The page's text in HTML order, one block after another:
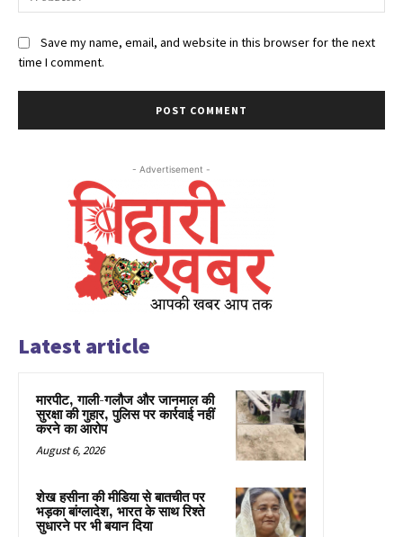
Save my name, email, and website in this browser for the next
time I comment.
- Advertisement -
Latest article
मारपीट, गाली-गलौज और जानमाल की
सुरक्षा की गुहार, पुलिस पर कार्रवाई नहीं
करने का आरोप
August 6, 2026
शेख हसीना की मीडिया से बातचीत पर
भड़का बांग्लादेश, भारत के साथ रिश्ते
सुधारने पर भी बयान दिया